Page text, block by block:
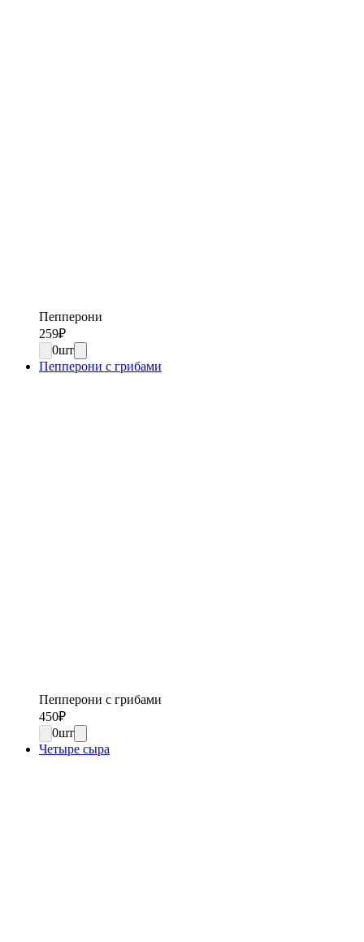
Пепперони
259₽
0шт
Пепперони с грибами
Пепперони с грибами
450₽
0шт
Четыре сыра